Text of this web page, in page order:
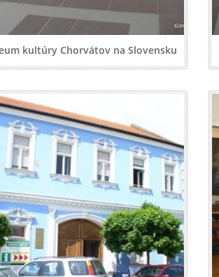
kultúry Chorvátov na Slovensku